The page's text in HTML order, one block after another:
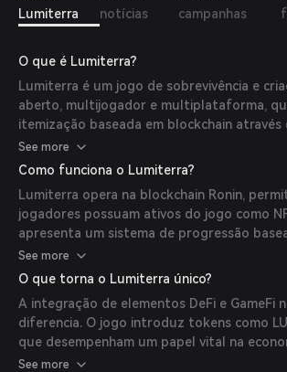
Lumiterra
notícias
campanhas
O que é Lumiterra?
Lumiterra é um jogo de sobrevivência e
aberto, multijogador e multiplataforma,
itemização baseada em blockchain através
jogadores podem combater monstros,
recursos, fabricar equipamentos e poções,
See more
Como funciona o Lumiterra?
Lumiterra opera na blockchain Ronin,
jogadores possuam ativos do jogo como
apresenta um sistema de progressão
com os jogadores podendo se especializar
Agricultura ou Coleta. Além disso, o
mecânicas avançadas podem exigir algum
dominados, por isso o jogo fornece guias
garantir que os jogadores possam navegar
aprendizado com facilidade. ( gam3s.gg)
See more
O que torna o Lumiterra único?
A integração de elementos DeFi e GameFi
diferencia. O jogo introduz tokens como
que desempenham um papel vital na
infraestrutura DeFi. LUA é o token principal
See more